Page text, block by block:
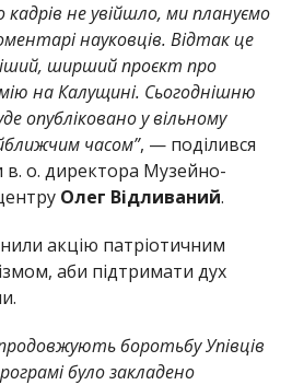
кадрів не увійшло, ми плануємо
науковців. Відтак це
ширший проєкт про
на Калущині. Сьогоднішню
опубліковано у вільному
часом”, — поділився
в. о. директора Музейно-
Олег Відливаний.
акцію патріотичним
аби підтримати дух
боротьбу Упівців
було закладено